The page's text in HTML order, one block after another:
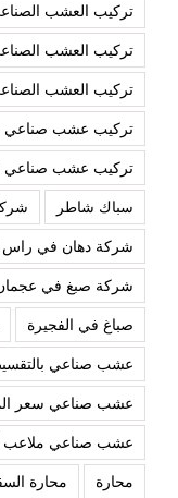
تركيب العشب
تركيب العشب
تركيب العشب
تركيب عشب صناعي
تركيب عشب صناعي
سباك شاطر
شركة دهان في راس
شركة صبغ في
صباغ في الفجيرة
عشب صناعي
عشب صناعي سعر
عشب صناعي ملاعب
محارة
محارة